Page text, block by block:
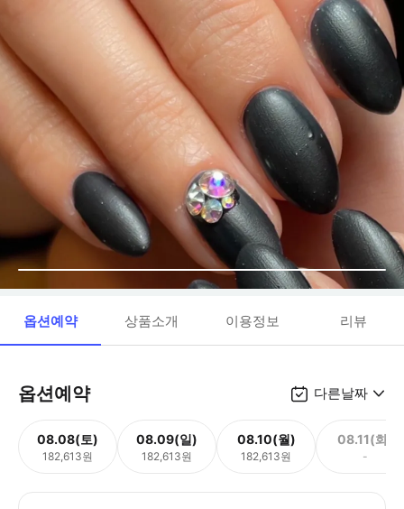
옵션예약 상품소개 이용정보 리뷰
옵션예약 다른날짜
08.08(토)
182,613원
08.09(일)
182,613원
08.10(월)
182,613원
08.11(화)
-